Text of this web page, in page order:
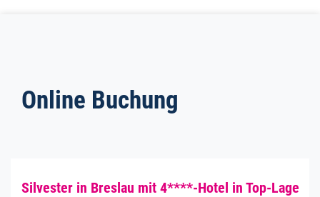
Online Buchung
Silvester in Breslau mit 4****-Hotel in Top-Lage